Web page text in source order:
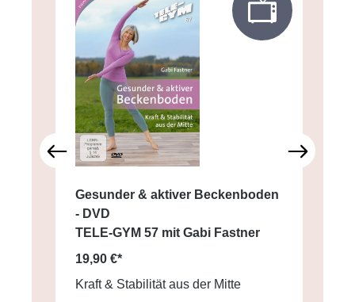
Gesunder & aktiver Beckenboden
- DVD
TELE-GYM 57 mit Gabi Fastner
19,90 €*
Kraft & Stabilität aus der Mitte